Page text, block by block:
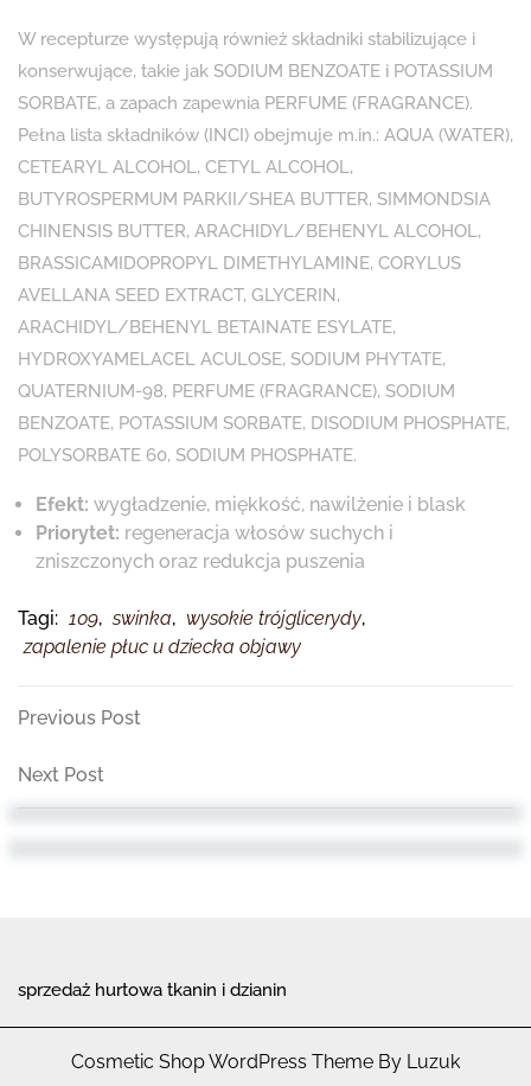
W recepturze występują również składniki stabilizujące i
konserwujące, takie jak SODIUM BENZOATE i POTASSIUM
SORBATE, a zapach zapewnia PERFUME (FRAGRANCE).
Pełna lista składników (INCI) obejmuje m.in.: AQUA (WATER),
CETEARYL ALCOHOL, CETYL ALCOHOL,
BUTYROSPERMUM PARKII/SHEA BUTTER, SIMMONDSIA
CHINENSIS BUTTER, ARACHIDYL/BEHENYL ALCOHOL,
BRASSICAMIDOPROPYL DIMETHYLAMINE, CORYLUS
AVELLANA SEED EXTRACT, GLYCERIN,
ARACHIDYL/BEHENYL BETAINATE ESYLATE,
HYDROXYAMELACEL ACULOSE, SODIUM PHYTATE,
QUATERNIUM-98, PERFUME (FRAGRANCE), SODIUM
BENZOATE, POTASSIUM SORBATE, DISODIUM PHOSPHATE,
POLYSORBATE 60, SODIUM PHOSPHATE.
Efekt: wygładzenie, miękkość, nawilżenie i blask
Priorytet: regeneracja włosów suchych i
zniszczonych oraz redukcja puszenia
Tagi: 109, swinka, wysokie trójglicerydy,
zapalenie płuc u dziecka objawy
Nawigacja
wpisu
Previous
Previous Post
Next
Next Post
sprzedaż hurtowa tkanin i dzianin
Cosmetic Shop WordPress Theme By Luzuk